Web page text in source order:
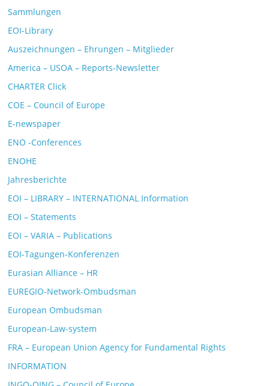
Sammlungen
EOI-Library
Auszeichnungen – Ehrungen – Mitglieder
America – USOA – Reports-Newsletter
CHARTER Click
COE – Council of Europe
E-newspaper
ENO -Conferences
ENOHE
Jahresberichte
EOI – LIBRARY – INTERNATIONAL Information
EOI – Statements
EOI – VARIA – Publications
EOI-Tagungen-Konferenzen
Eurasian Alliance – HR
EUREGIO-Network-Ombudsman
European Ombudsman
European-Law-system
FRA – European Union Agency for Fundamental Rights
INFORMATION